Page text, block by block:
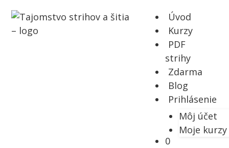
Úvod
Kurzy
PDF
strihy
Zdarma
Blog
Prihlásenie
Môj účet
Moje kurzy
0